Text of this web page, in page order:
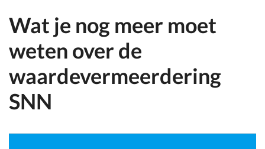
Wat je nog meer moet
weten over de
waardevermeerdering
SNN